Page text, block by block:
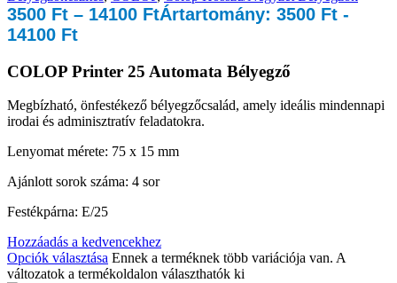
3500 Ft – 14100 FtÁrtartomány: 3500 Ft -
14100 Ft
COLOP Printer 25 Automata Bélyegző
Megbízható, önfestékező bélyegzőcsalád, amely ideális mindennapi
irodai és adminisztratív feladatokra.
Lenyomat mérete: 75 x 15 mm
Ajánlott sorok száma: 4 sor
Festékpárna: E/25
Hozzáadás a kedvencekhez
Opciók választása Ennek a terméknek több variációja van. A
változatok a termékoldalon választhatók ki